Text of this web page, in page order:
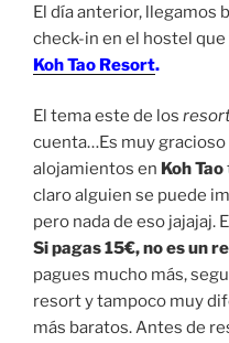
El día anterior, llegamos
check-in en el hostel
Koh Tao Resort.
El tema este de los
cuenta…Es muy
alojamientos en Koh Tao
claro alguien se puede
pero nada de eso jajajaj.
Si pagas 15€, no es un
pagues mucho más,
resort y tampoco muy
más baratos. Antes de